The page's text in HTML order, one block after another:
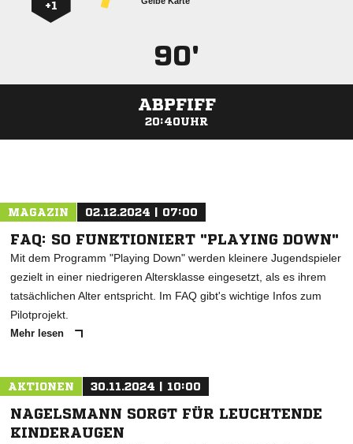
+1
90'
ABPFIFF
20:40UHR
MAGAZIN 02.12.2024 | 07:00
FAQ: SO FUNKTIONIERT "PLAYING DOWN"
Mit dem Programm "Playing Down" werden kleinere Jugendspieler
gezielt in einer niedrigeren Altersklasse eingesetzt, als es ihrem
tatsächlichen Alter entspricht. Im FAQ gibt's wichtige Infos zum
Pilotprojekt.
Mehr lesen
AKTIONEN 30.11.2024 | 10:00
NAGELSMANN SORGT FÜR LEUCHTENDE
KINDERAUGEN